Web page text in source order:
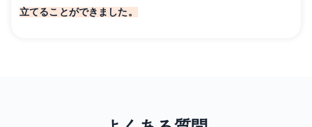
立てることができました。